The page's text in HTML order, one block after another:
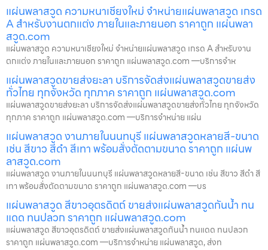
แผ่นพลาสวูด ความหนาเชียงใหม่ จำหน่ายแผ่นพลาสวูด เกรด
A สำหรับงานตกแต่ง ภายในและภายนอก ราคาถูก แผ่นพลา
สวูด.com
แผ่นพลาสวูด ความหนาเชียงใหม่ จำหน่ายแผ่นพลาสวูด เกรด A สำหรับงาน
ตกแต่ง ภายในและภายนอก ราคาถูก แผ่นพลาสวูด.com —บริการจำห
แผ่นพลาสวูดขายส่งยะลา บริการจัดส่งแผ่นพลาสวูดขายส่ง
ทั่วไทย ทุกจังหวัด ทุกภาค ราคาถูก แผ่นพลาสวูด.com
แผ่นพลาสวูดขายส่งยะลา บริการจัดส่งแผ่นพลาสวูดขายส่งทั่วไทย ทุกจังหวัด
ทุกภาค ราคาถูก แผ่นพลาสวูด.com —บริการจำหน่าย แผ่น
แผ่นพลาสวูด งานภายในนนทบุรี แผ่นพลาสวูดหลายสี-ขนาด
เช่น สีขาว สีดำ สีเทา พร้อมสั่งตัดตามขนาด ราคาถูก แผ่นพ
ลาสวูด.com
แผ่นพลาสวูด งานภายในนนทบุรี แผ่นพลาสวูดหลายสี-ขนาด เช่น สีขาว สีดำ สี
เทา พร้อมสั่งตัดตามขนาด ราคาถูก แผ่นพลาสวูด.com —บร
แผ่นพลาสวูด สีขาวอุตรดิตถ์ ขายส่งแผ่นพลาสวูดกันน้ำ ทน
แดด ทนปลวก ราคาถูก แผ่นพลาสวูด.com
แผ่นพลาสวูด สีขาวอุตรดิตถ์ ขายส่งแผ่นพลาสวูดกันน้ำ ทนแดด ทนปลวก
ราคาถูก แผ่นพลาสวูด.com —บริการจำหน่าย แผ่นพลาสวูด, ส่งท